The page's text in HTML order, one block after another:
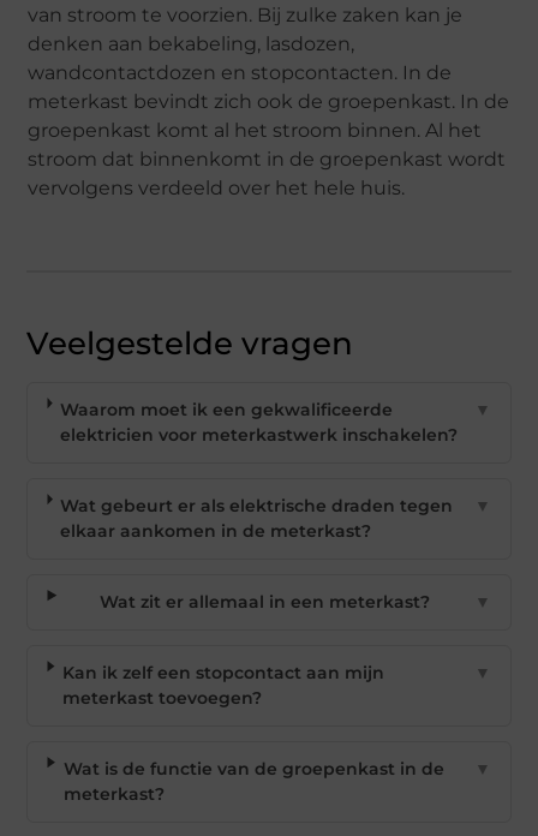
van stroom te voorzien. Bij zulke zaken kan je
denken aan bekabeling, lasdozen,
wandcontactdozen en stopcontacten. In de
meterkast bevindt zich ook de groepenkast. In de
groepenkast komt al het stroom binnen. Al het
stroom dat binnenkomt in de groepenkast wordt
vervolgens verdeeld over het hele huis.
Veelgestelde vragen
Waarom moet ik een gekwalificeerde
elektricien voor meterkastwerk inschakelen?
▼
Wat gebeurt er als elektrische draden tegen
elkaar aankomen in de meterkast?
▼
Wat zit er allemaal in een meterkast? ▼
Kan ik zelf een stopcontact aan mijn
meterkast toevoegen?
▼
Wat is de functie van de groepenkast in de
meterkast?
▼